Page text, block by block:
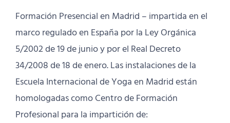
Formación Presencial en Madrid – impartida en el
marco regulado en España por la Ley Orgánica
5/2002 de 19 de junio y por el Real Decreto
34/2008 de 18 de enero. Las instalaciones de la
Escuela Internacional de Yoga en Madrid están
homologadas como Centro de Formación
Profesional para la impartición de: